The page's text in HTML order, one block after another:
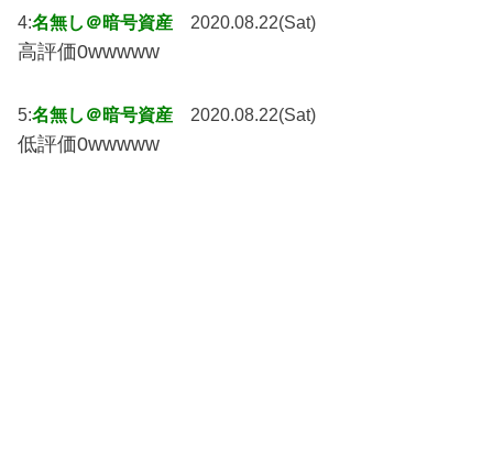
4:名無し＠暗号資産 2020.08.22(Sat)
高評価0wwwww
5:名無し＠暗号資産 2020.08.22(Sat)
低評価0wwwww